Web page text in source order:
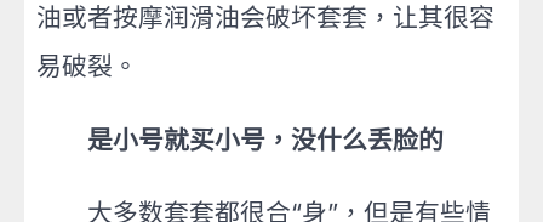
油或者按摩润滑油会破坏套套，让其很容
易破裂。
是小号就买小号，没什么丢脸的
大多数套套都很合“身”，但是有些情